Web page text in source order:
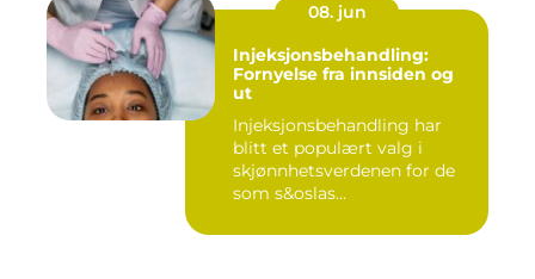
08. jun
Injeksjonsbehandling:
Fornyelse fra innsiden og
ut
Injeksjonsbehandling har
blitt et populært valg i
skjønnhetsverdenen for de
som s&oslas...